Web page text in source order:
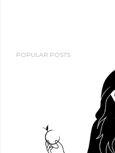
POPULAR POSTS